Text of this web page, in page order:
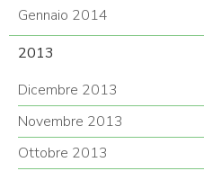
Gennaio 2014
2013
Dicembre 2013
Novembre 2013
Ottobre 2013